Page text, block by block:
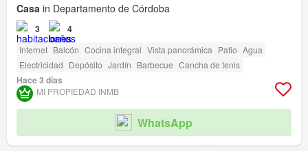
Casa in Departamento de Córdoba
3 4
Internet Balcón Cocina integral Vista panorámica Patio Agua
Electricidad Depósito Jardín Barbecue Cancha de tenis
Hace 3 días
MI PROPIEDAD INMB
WhatsApp